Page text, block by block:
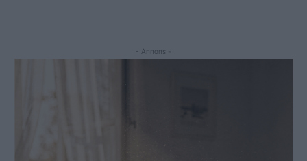
- Annons -